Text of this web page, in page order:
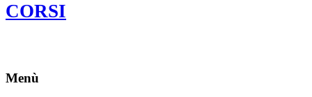
CORSI
Menù